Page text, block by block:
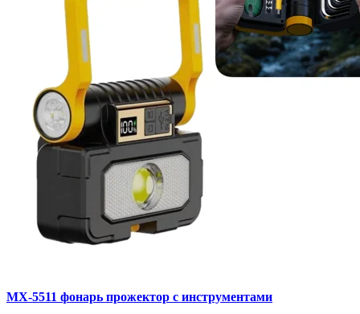
MX-5511 фонарь прожектор с инструментами